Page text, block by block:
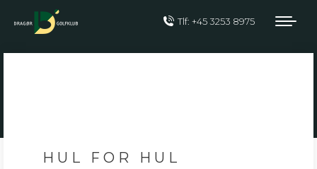
Tlf: +45 3253 8975
HUL FOR HUL